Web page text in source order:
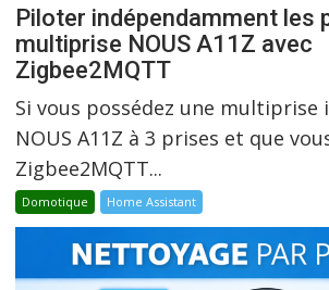
Piloter indépendamment les
multiprise NOUS A11Z avec
Zigbee2MQTT
Si vous possédez une
NOUS A11Z à 3 prises et que
Zigbee2MQTT...
Domotique Home Assistant